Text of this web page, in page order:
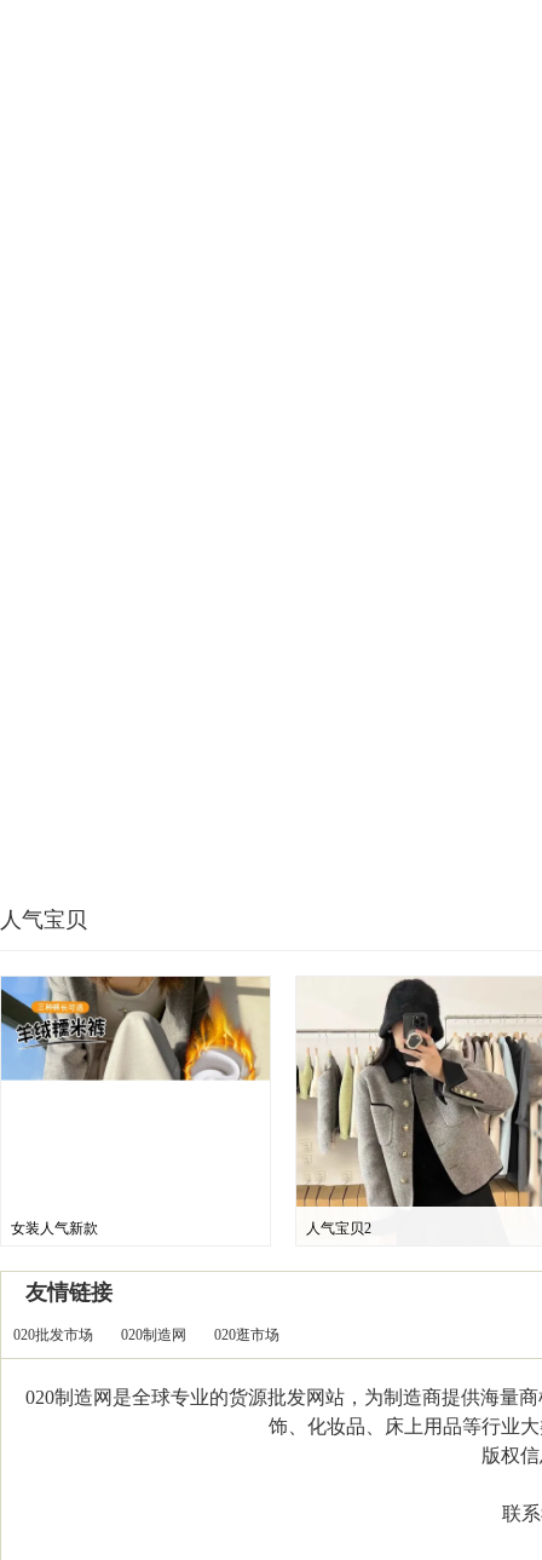
人气宝贝
女装人气新款 人气宝贝2
友情链接
020批发市场 020制造网 020逛市场
020制造网是全球专业的货源批发网站，为制造商提供海量
饰、化妆品、床上用品等行业
版权信
联